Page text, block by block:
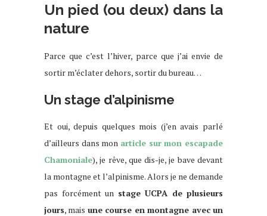
Un pied (ou deux) dans la
nature
Parce que c’est l’hiver, parce que j’ai envie de
sortir m’éclater dehors, sortir du bureau…
Un stage d’alpinisme
Et oui, depuis quelques mois (j’en avais parlé
d’ailleurs dans mon article sur mon escapade
Chamoniale), je rêve, que dis-je, je bave devant
la montagne et l’alpinisme. Alors je ne demande
pas forcément un stage UCPA de plusieurs
jours, mais une course en montagne avec un